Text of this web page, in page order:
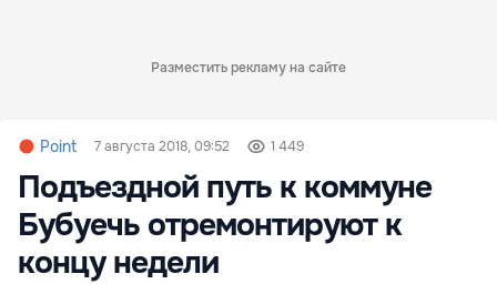
Разместить рекламу на сайте
Point 7 августа 2018, 09:52 1 449
Подъездной путь к коммуне
Бубуечь отремонтируют к
концу недели